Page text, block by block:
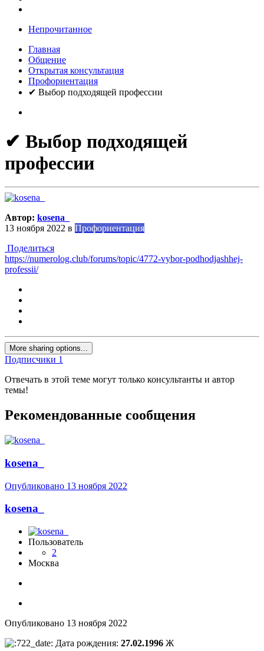
Непрочитанное
Главная
Общение
Открытая консультация
Профориентация
✔ Выбор подходящей профессии
✔ Выбор подходящей
профессии
Автор: kosena_
13 ноября 2022 в Профориентация
Поделиться
https://numerolog.club/forums/topic/4772-vybor-podhodjashhej-
professii/
More sharing options...
Подписчики 1
Отвечать в этой теме могут только консультанты и автор
темы!
Рекомендованные сообщения
kosena_
Опубликовано 13 ноября 2022
kosena_
Пользователь
2
Москва
Опубликовано 13 ноября 2022
Дата рождения: 27.02.1996 Ж